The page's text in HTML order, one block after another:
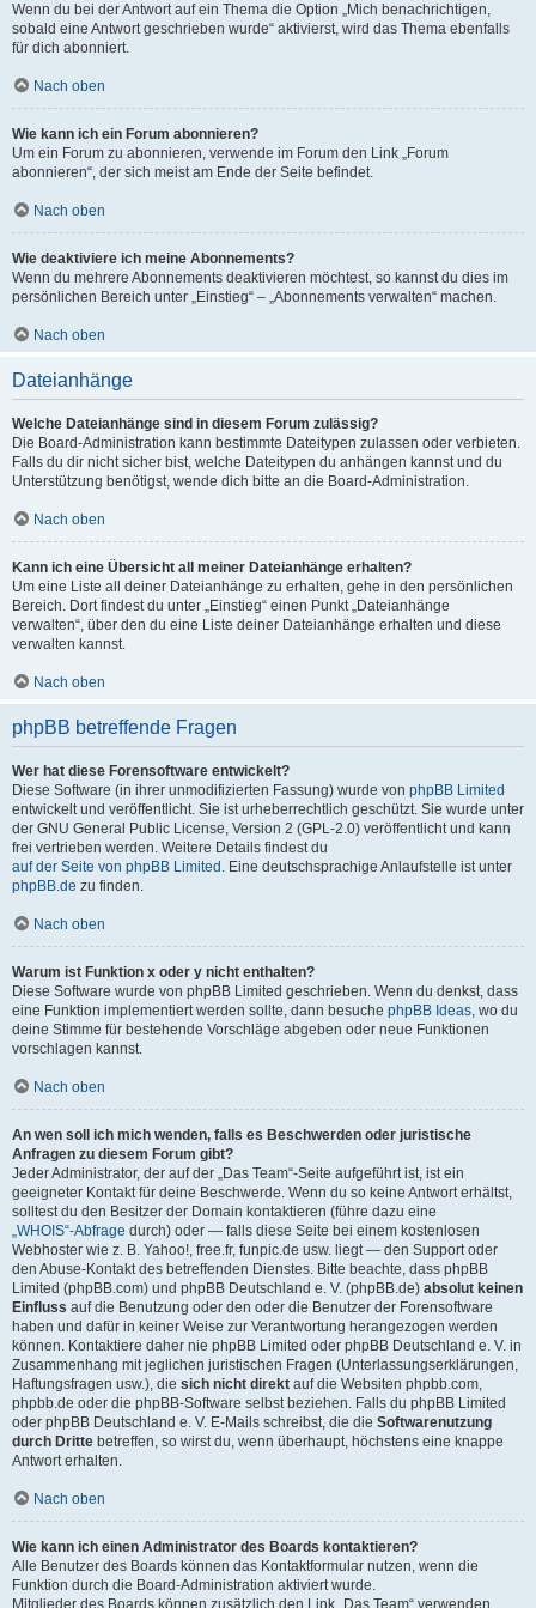
Wenn du bei der Antwort auf ein Thema die Option „Mich benachrichtigen,
sobald eine Antwort geschrieben wurde“ aktivierst, wird das Thema ebenfalls
für dich abonniert.
Nach oben
Wie kann ich ein Forum abonnieren?
Um ein Forum zu abonnieren, verwende im Forum den Link „Forum
abonnieren“, der sich meist am Ende der Seite befindet.
Nach oben
Wie deaktiviere ich meine Abonnements?
Wenn du mehrere Abonnements deaktivieren möchtest, so kannst du dies im
persönlichen Bereich unter „Einstieg“ – „Abonnements verwalten“ machen.
Nach oben
Dateianhänge
Welche Dateianhänge sind in diesem Forum zulässig?
Die Board-Administration kann bestimmte Dateitypen zulassen oder verbieten.
Falls du dir nicht sicher bist, welche Dateitypen du anhängen kannst und du
Unterstützung benötigst, wende dich bitte an die Board-Administration.
Nach oben
Kann ich eine Übersicht all meiner Dateianhänge erhalten?
Um eine Liste all deiner Dateianhänge zu erhalten, gehe in den persönlichen
Bereich. Dort findest du unter „Einstieg“ einen Punkt „Dateianhänge
verwalten“, über den du eine Liste deiner Dateianhänge erhalten und diese
verwalten kannst.
Nach oben
phpBB betreffende Fragen
Wer hat diese Forensoftware entwickelt?
Diese Software (in ihrer unmodifizierten Fassung) wurde von phpBB Limited
entwickelt und veröffentlicht. Sie ist urheberrechtlich geschützt. Sie wurde unter
der GNU General Public License, Version 2 (GPL-2.0) veröffentlicht und kann
frei vertrieben werden. Weitere Details findest du
auf der Seite von phpBB Limited . Eine deutschsprachige Anlaufstelle ist unter
phpBB.de zu finden.
Nach oben
Warum ist Funktion x oder y nicht enthalten?
Diese Software wurde von phpBB Limited geschrieben. Wenn du denkst, dass
eine Funktion implementiert werden sollte, dann besuche phpBB Ideas, wo du
deine Stimme für bestehende Vorschläge abgeben oder neue Funktionen
vorschlagen kannst.
Nach oben
An wen soll ich mich wenden, falls es Beschwerden oder juristische
Anfragen zu diesem Forum gibt?
Jeder Administrator, der auf der „Das Team“-Seite aufgeführt ist, ist ein
geeigneter Kontakt für deine Beschwerde. Wenn du so keine Antwort erhältst,
solltest du den Besitzer der Domain kontaktieren (führe dazu eine
„WHOIS“-Abfrage durch) oder — falls diese Seite bei einem kostenlosen
Webhoster wie z. B. Yahoo!, free.fr, funpic.de usw. liegt — den Support oder
den Abuse-Kontakt des betreffenden Dienstes. Bitte beachte, dass phpBB
Limited (phpBB.com) und phpBB Deutschland e. V. (phpBB.de) absolut keinen
Einfluss auf die Benutzung oder den oder die Benutzer der Forensoftware
haben und dafür in keiner Weise zur Verantwortung herangezogen werden
können. Kontaktiere daher nie phpBB Limited oder phpBB Deutschland e. V. in
Zusammenhang mit jeglichen juristischen Fragen (Unterlassungserklärungen,
Haftungsfragen usw.), die sich nicht direkt auf die Websiten phpbb.com,
phpbb.de oder die phpBB-Software selbst beziehen. Falls du phpBB Limited
oder phpBB Deutschland e. V. E-Mails schreibst, die die Softwarenutzung
durch Dritte betreffen, so wirst du, wenn überhaupt, höchstens eine knappe
Antwort erhalten.
Nach oben
Wie kann ich einen Administrator des Boards kontaktieren?
Alle Benutzer des Boards können das Kontaktformular nutzen, wenn die
Funktion durch die Board-Administration aktiviert wurde.
Mitglieder des Boards können zusätzlich den Link „Das Team“ verwenden.